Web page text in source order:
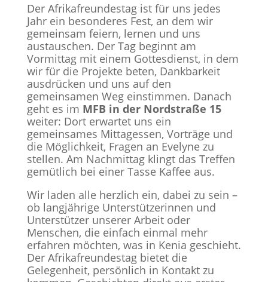
Der Afrikafreundestag ist für uns jedes
Jahr ein besonderes Fest, an dem wir
gemeinsam feiern, lernen und uns
austauschen. Der Tag beginnt am
Vormittag mit einem Gottesdienst, in dem
wir für die Projekte beten, Dankbarkeit
ausdrücken und uns auf den
gemeinsamen Weg einstimmen. Danach
geht es im MFB in der Nordstraße 15
weiter: Dort erwartet uns ein
gemeinsames Mittagessen, Vorträge und
die Möglichkeit, Fragen an Evelyne zu
stellen. Am Nachmittag klingt das Treffen
gemütlich bei einer Tasse Kaffee aus.
Wir laden alle herzlich ein, dabei zu sein –
ob langjährige Unterstützerinnen und
Unterstützer unserer Arbeit oder
Menschen, die einfach einmal mehr
erfahren möchten, was in Kenia geschieht.
Der Afrikafreundestag bietet die
Gelegenheit, persönlich in Kontakt zu